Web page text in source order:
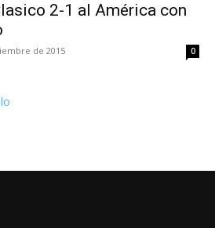
2-1 al América con
de 2015 0